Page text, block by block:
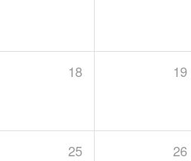
18 19
25 26